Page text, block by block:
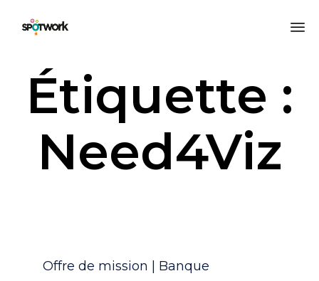
Étiquette :
Need4Viz
Catégorie
Offre de mission | Banque